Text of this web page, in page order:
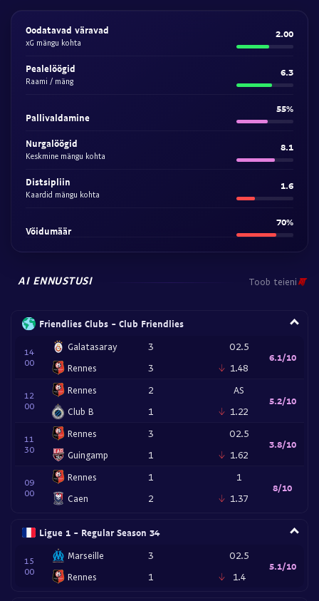
Oodatavad väravad
xG mängu kohta
2.00
Pealelöögid
Raami / mäng
6.3
Pallivaldamine
55%
Nurgalöögid
Keskmine mängu kohta
8.1
Distsipliin
Kaardid mängu kohta
1.6
Võidumäär
70%
AI ENNUSTUSI Toob teieni
Friendlies Clubs - Club Friendlies
14
00
Galatasaray
Rennes
3
3
O2.5
1.48
6.1/10
12
00
Rennes
Club B
2
1
AS
1.22
5.2/10
11
30
Rennes
Guingamp
3
1
O2.5
1.62
3.8/10
09
00
Rennes
Caen
1
2
1
1.37
8/10
Ligue 1 - Regular Season 34
15
00
Marseille
Rennes
3
1
O2.5
1.4
5.1/10